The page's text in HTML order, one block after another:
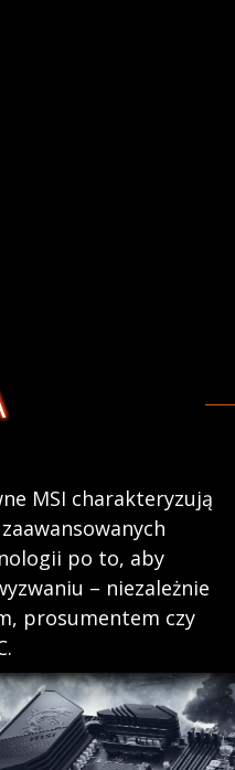
MSI charakteryzują
po to, aby
– niezależnie
prosumentem czy